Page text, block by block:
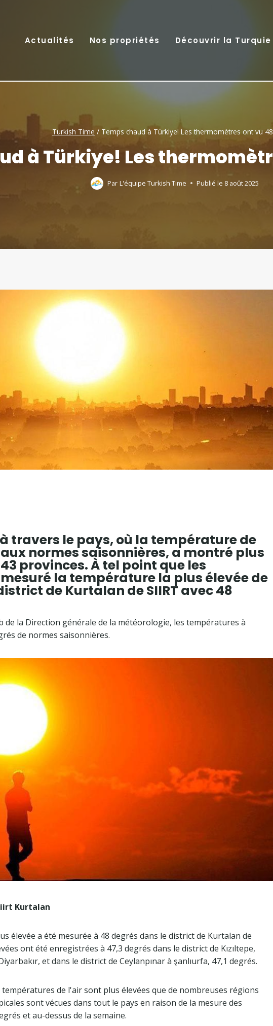
Actualités Nos propriétés Découvrir la Turquie
Turkish Time / Temps chaud à Türkiye! Les thermomètres ont vu
à Türkiye! Les
Par L'équipe Turkish Time Publié le 8 août 2025
travers le pays, où la température de
normes saisonnières, a montré plus
provinces. À tel point que les
la température la plus élevée de
de Kurtalan de SIIRT avec 48
de la Direction générale de la météorologie, les températures à
de normes saisonnières.
Kurtalan
élevée a été mesurée à 48 degrés dans le district de Kurtalan de
ont été enregistrées à 47,3 degrés dans le district de Kızıltepe,
et dans le district de Ceylanpınar à şanlıurfa, 47,1 degrés.
de l'air sont plus élevées que de nombreuses régions
sont vécues dans tout le pays en raison de la mesure des
et au-dessus de la semaine.